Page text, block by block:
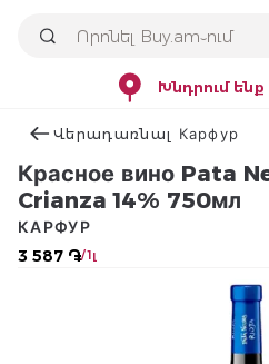
Խնդրում
Վերադառնալ Карфур
Красное вино Pata
Crianza 14% 750мл
3 587 ֏/ 1լ
КАРФУР